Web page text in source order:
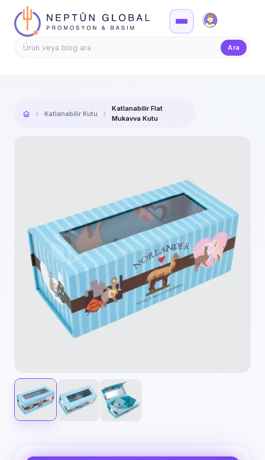
Firma Girişi
Ara
Katlanabilir Kutu
Katlanabilir Flat
Mukavva Kutu